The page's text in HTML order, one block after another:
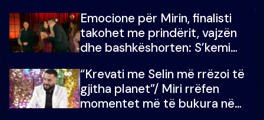
çmimin e madh
Emocione për Mirin, finalisti
takohet me prindërit, vajzën
dhe bashkëshorten: S’kemi
“Krevati me Selin më rrëzoi të
gjitha planet”/ Miri rrëfen
momentet më të bukura në